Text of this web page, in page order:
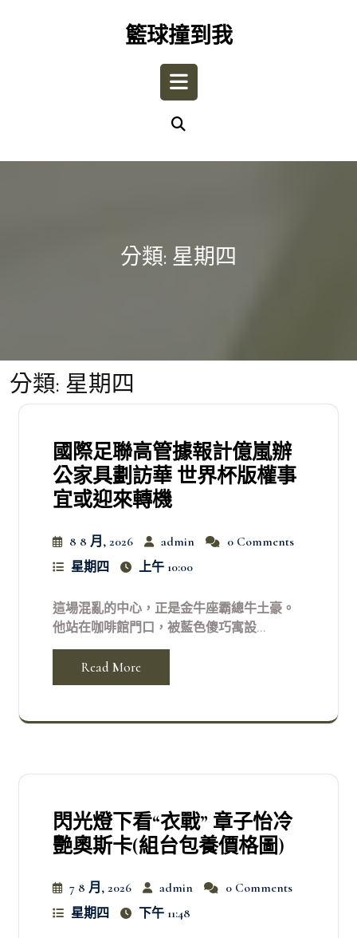
籃球撞到我
Open
分類: 星期四
分類: 星期四
國際足聯高管據報計億嵐辦
公家具劃訪華 世界杯版權事
宜或迎來轉機
8 8 月, 2026 admin
0 Comments
星期四
上午 10:00
這場混亂的中心，正是金牛座霸總牛土豪。
他站在咖啡館門口，被藍色傻巧寓設...
Read More
閃光燈下看“衣戰” 章子怡冷
艷奧斯卡(組台包養價格圖)
7 8 月, 2026 admin
0 Comments
星期四
下午 11:48